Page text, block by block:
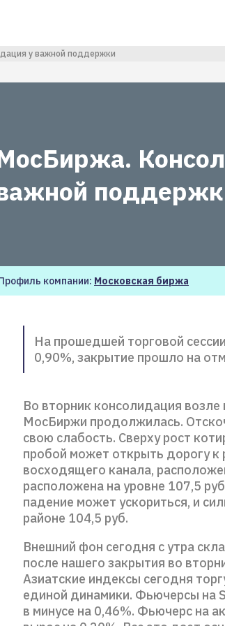
у важной поддержки
компании: Московская биржа
На прошедшей торговой
0,90%, закрытие прошло на
Во вторник консолидация
МосБиржи продолжилась.
свою слабость. Сверху рост
пробой может открыть дорогу к
восходящего канала,
расположена на уровне 107,5
падение может ускориться, и
районе 104,5 руб.
Внешний фон сегодня с утра
после нашего закрытия во
Азиатские индексы сегодня
единой динамики. Фьючерсы на
в минусе на 0,46%. Фьючерс на